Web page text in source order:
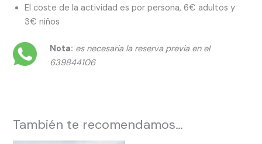
El coste de la actividad es por persona, 6€ adultos y
3€ niños
Nota: es necesaria la reserva previa en el
639844106
También te recomendamos…